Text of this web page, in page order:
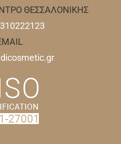
ΘΕΣΣΑΛΟΝΙΚΗΣ